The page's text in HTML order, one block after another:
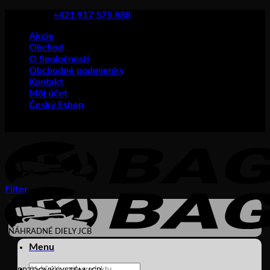
content
+421 917 575 888
Akcie
Obchod
O Spoločnosti
Obchodné podmienky
Kontakt
Môj účet
Český Eshop
Menu
Products
Filter
NÁHRADNÉ DIELY JCB